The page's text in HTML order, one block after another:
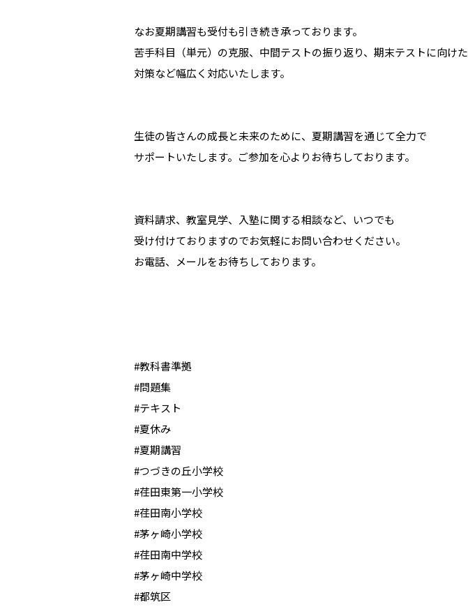
なお夏期講習も受付も引き続き承っております。
苦手科目（単元）の克服、中間テストの振り返り、期末テストに向けた
対策など幅広く対応いたします。
生徒の皆さんの成長と未来のために、夏期講習を通じて全力で
サポートいたします。ご参加を心よりお待ちしております。
資料請求、教室見学、入塾に関する相談など、いつでも
受け付けておりますのでお気軽にお問い合わせください。
お電話、メールをお待ちしております。
#教科書準拠
#問題集
#テキスト
#夏休み
#夏期講習
#つづきの丘小学校
#荏田東第一小学校
#荏田南小学校
#茅ヶ崎小学校
#荏田南中学校
#茅ヶ崎中学校
#都筑区